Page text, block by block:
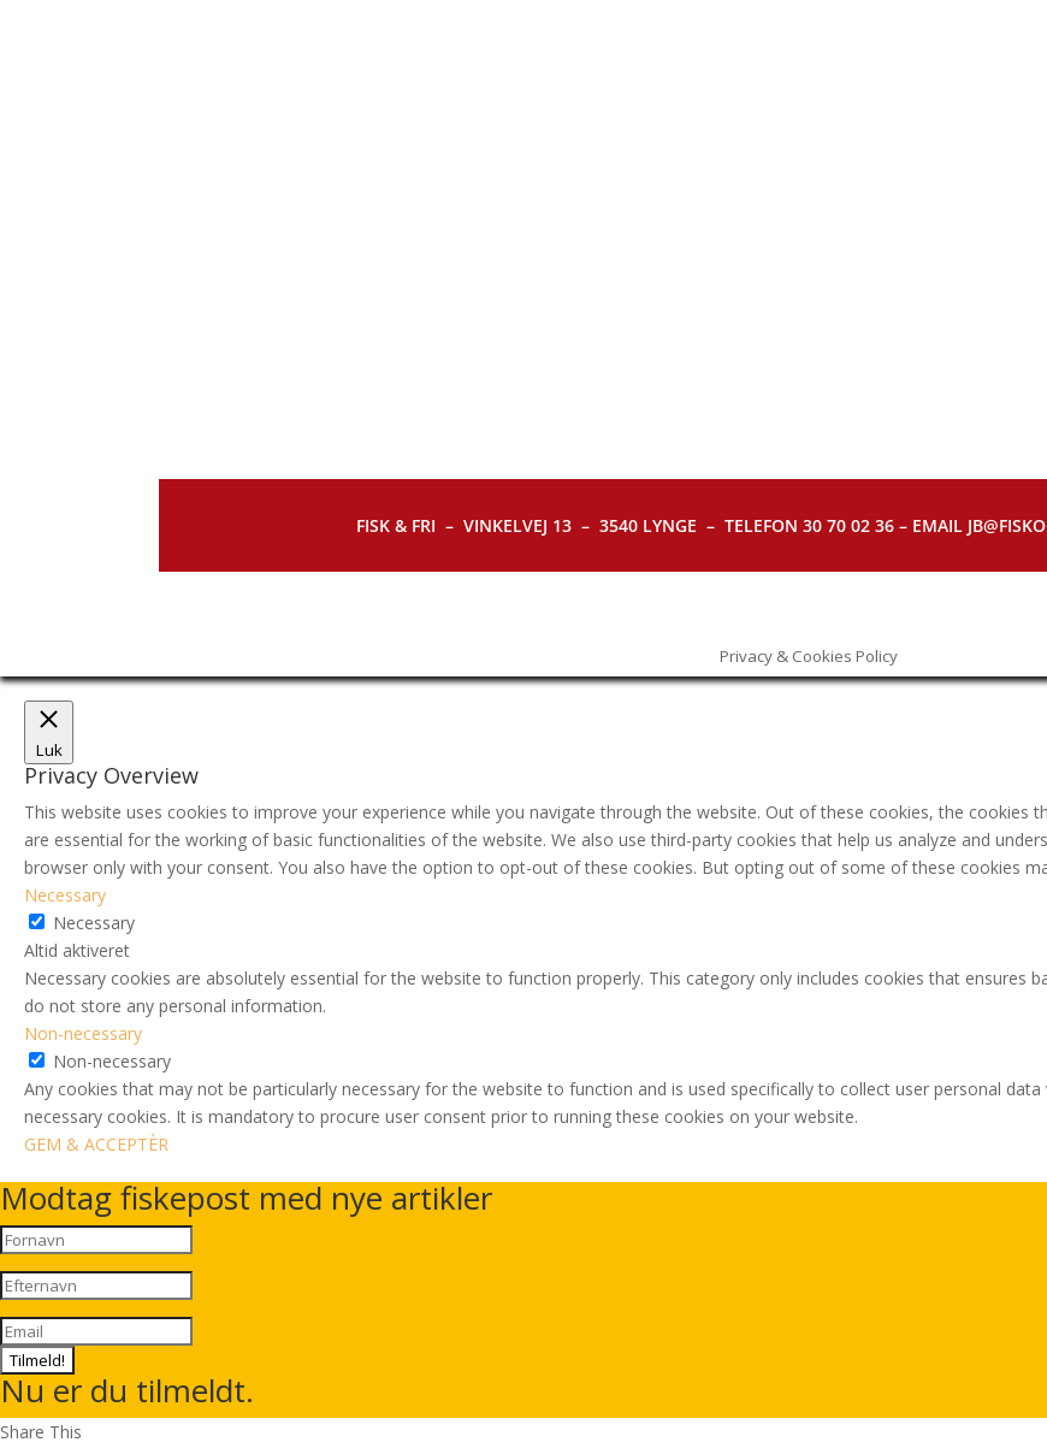
FISK & FRI – VINKELVEJ 13 – 3540 LYNGE – TELEFON 30 70 02 36 – EMAIL
Privacy & Cookies Policy
Luk
Privacy Overview
This website uses cookies to improve your experience while you navigate through the website. Out of these cookies, the cookies
are essential for the working of basic functionalities of the website. We also use third-party cookies that help us analyze and
browser only with your consent. You also have the option to opt-out of these cookies. But opting out of some of these cookies
Necessary
Necessary
Altid aktiveret
Necessary cookies are absolutely essential for the website to function properly. This category only includes cookies that ensures
do not store any personal information.
Non-necessary
Non-necessary
Any cookies that may not be particularly necessary for the website to function and is used specifically to collect user personal
necessary cookies. It is mandatory to procure user consent prior to running these cookies on your website.
GEM & ACCEPTÈR
Modtag fiskepost med nye artikler
Tilmeld!
Nu er du tilmeldt.
Share This